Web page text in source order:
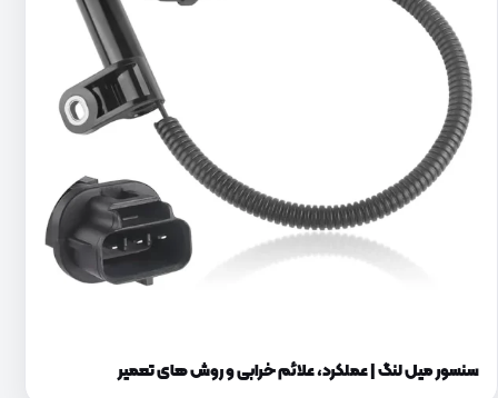
سنسور میل لنگ | عملکرد، علائم خرابی و روش‌ های تعمیر